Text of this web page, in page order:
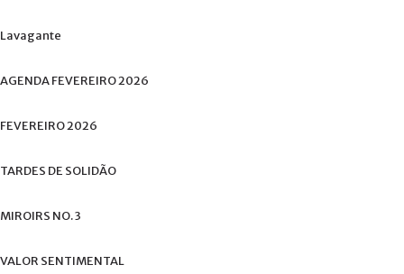
Lavagante
AGENDAFEVEREIRO2026
FEVEREIRO2026
TARDES DE SOLIDÃO
MIROIRS NO.3
VALOR SENTIMENTAL